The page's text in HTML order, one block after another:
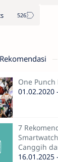
One Punch
01.02.2020
7
Canggih
16.01.2025